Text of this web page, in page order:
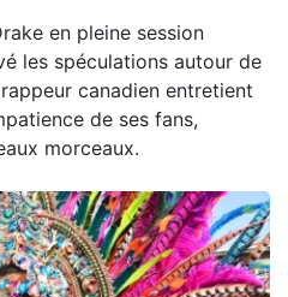
en pleine session
les spéculations autour de
canadien entretient
de ses fans,
morceaux.